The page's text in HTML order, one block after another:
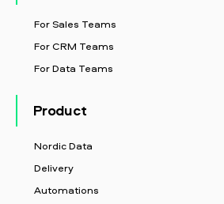
For Sales Teams
For CRM Teams
For Data Teams
Product
Nordic Data
Delivery
Automations